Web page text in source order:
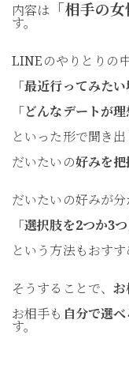
内容は 「相手の
す。
LINEのやりとりの
「最近行ってみた
「どんなデートが理
といった形で聞き出
だいたいの好みを把
だいたいの好みが
「選択肢を2つか3
という方法もおすす
そうすることで、
お相手も 自分で選
す。